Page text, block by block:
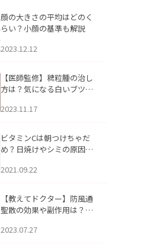
顔の大きさの平均はどのく
らい？小顔の基準も解説
2023.12.12
【医師監修】稗粒腫の治し
方は？気になる白いブツブ
アについて
2023.11.17
ビタミンCは朝つけちゃだ
め？日焼けやシミの原因に
2021.09.22
【教えてドクター】防風通
聖散の効果や副作用は？長
2023.07.27